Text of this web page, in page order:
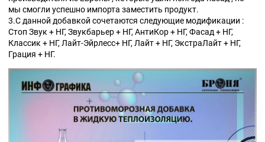
мы смогли успешно импорта заместить продукт.
3.С данной добавкой сочетаются следующие модификации :
Стоп Звук + НГ, Звукбарьер + НГ, АнтиКор + НГ, Фасад + НГ,
Классик + НГ, Лайт-Эйрлесс+ НГ, Лайт + НГ, ЭкстраЛайт + НГ,
Грация + НГ.